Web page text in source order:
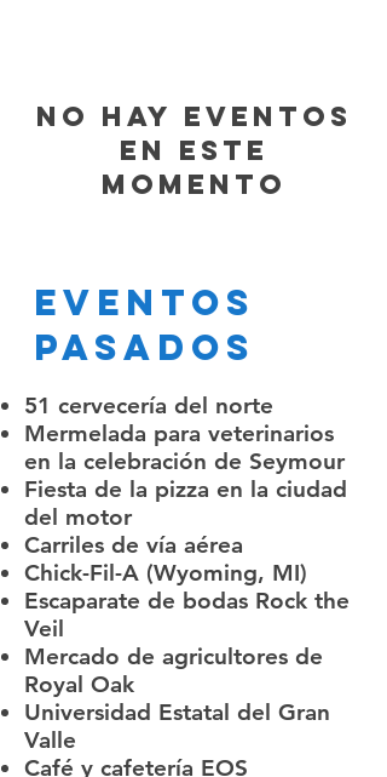
No hay eventos
en este
momento
Eventos
pasados
51 cervecería del norte
Mermelada para veterinarios
en la celebración de Seymour
Fiesta de la pizza en la ciudad
del motor
Carriles de vía aérea
Chick-Fil-A (Wyoming, MI)
Escaparate de bodas Rock the
Veil
Mercado de agricultores de
Royal Oak
Universidad Estatal del Gran
Valle
Café y cafetería EOS